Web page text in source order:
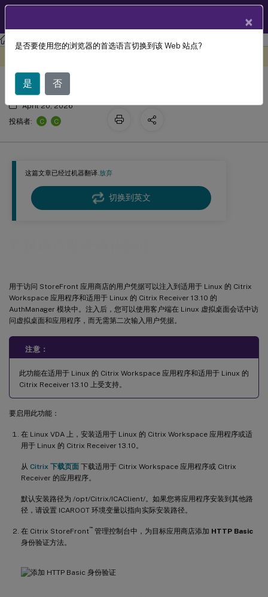
Linux 虚拟投递代理 Linux Virtual Delivery Agent 2203 LTSR
这篇文章已经过机器翻译.放弃
切换到英文
用于访问 StoreFront 应用商店的用户凭据可以注入到适用于 Linux 的 Citrix
Workspace 应用程序和适用于 Linux 的 Citrix Receiver 13.10 的
AuthManager 模块中。注入后，您可以使用客户端在 Linux 虚拟桌面会话中访
问虚拟桌面和应用程序，而无需第二次输入用户凭据。
注意：
此功能在适用于 Linux 的 Citrix Workspace 应用程序和适用于 Linux 的
Citrix Receiver 13.10 上受支持。
要启用此功能：
在 Linux VDA 上，安装适用于 Linux 的 Citrix Workspace 应用程序或适
用于 Linux 的 Citrix Receiver 13.10。
从 Citrix 下载页面 下载适用于 Citrix Workspace 应用程序或 Citrix
Receiver 的应用程序。
默认安装路径为 /opt/Citrix/ICAClient/。如果您将应用程序安装到其他路
径，请设置 ICAROOT 环境变量以指向实际安装路径。
在 Citrix StoreFront™ 管理控制台中，为目标应用商店添加 HTTP Basic
身份验证方法。
双跳单点登录身份验证
April 20, 2026
投稿者:
C C
×
是否要使用您的浏览器的首选语言切换到该 Web 站点?
是 否